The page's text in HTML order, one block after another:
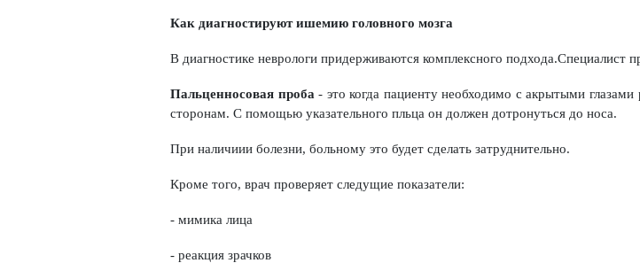
Как диагностируют ишемию головного мозга
В диагностике неврологи придерживаются комплексного подхода.Специалист
Пальценносовая проба - это когда пациенту необходимо с акрытыми
сторонам. С помощью указательного пльца он должен дотронуться до носа.
При наличиии болезни, больному это будет сделать затруднительно.
Кроме того, врач проверяет следущие показатели:
- мимика лица
- реакция зрачков